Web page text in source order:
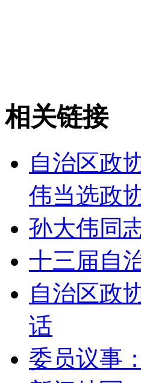
相关链接
自治区政
伟当选政
孙大伟同
十三届自
自治区政
话
委员议事